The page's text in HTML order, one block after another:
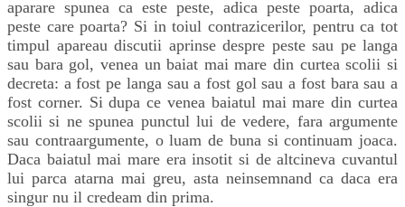
aparare spunea ca este peste, adica peste poarta, adica
peste care poarta? Si in toiul contrazicerilor, pentru ca tot
timpul apareau discutii aprinse despre peste sau pe langa
sau bara gol, venea un baiat mai mare din curtea scolii si
decreta: a fost pe langa sau a fost gol sau a fost bara sau a
fost corner. Si dupa ce venea baiatul mai mare din curtea
scolii si ne spunea punctul lui de vedere, fara argumente
sau contraargumente, o luam de buna si continuam joaca.
Daca baiatul mai mare era insotit si de altcineva cuvantul
lui parca atarna mai greu, asta neinsemnand ca daca era
singur nu il credeam din prima.